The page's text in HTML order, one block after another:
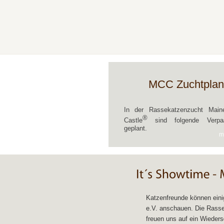
MCC Zuchtplan
In der Rassekatzenzucht
Castle®sind folgende
geplant.
Katzenfreunde können
e.V. anschauen. Die
freuen uns auf ein